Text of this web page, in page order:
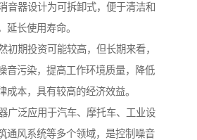
音器设计为可拆卸式，便于清洁和
延长使用寿命。
初期投资可能较高，但长期来看，
音污染，提高工作环境质量，降低
成本，具有较高的经济效益。
广泛应用于汽车、摩托车、工业设
通风系统等多个领域，是控制噪音